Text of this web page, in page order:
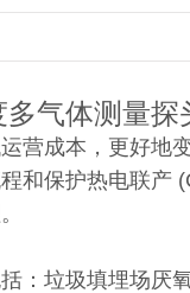
气体测量
营成本，更好地
和保护热电联产
：垃圾填埋场厌